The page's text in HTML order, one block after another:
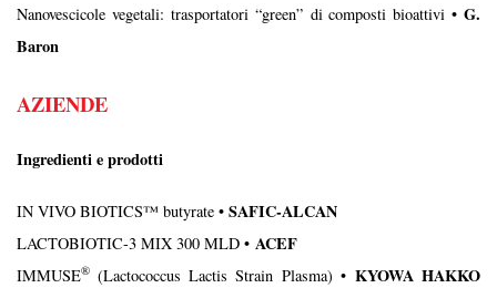
Nanovescicole vegetali: trasportatori “green” di composti bioattivi • G.
Baron
AZIENDE
Ingredienti e prodotti
IN VIVO BIOTICS™ butyrate • SAFIC-ALCAN
LACTOBIOTIC-3 MIX 300 MLD • ACEF
IMMUSE® (Lactococcus Lactis Strain Plasma) • KYOWA HAKKO